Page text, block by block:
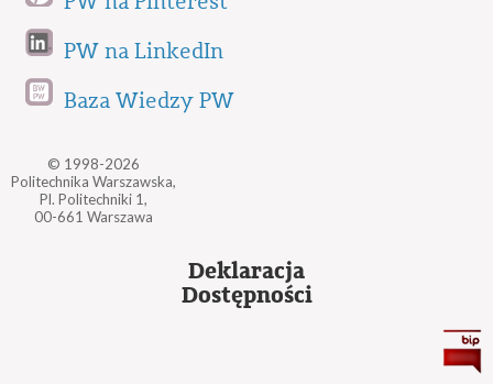
PW na LinkedIn
Baza Wiedzy PW
© 1998-2026
Politechnika Warszawska,
Pl. Politechniki 1,
00-661 Warszawa
Deklaracja
Dostępności